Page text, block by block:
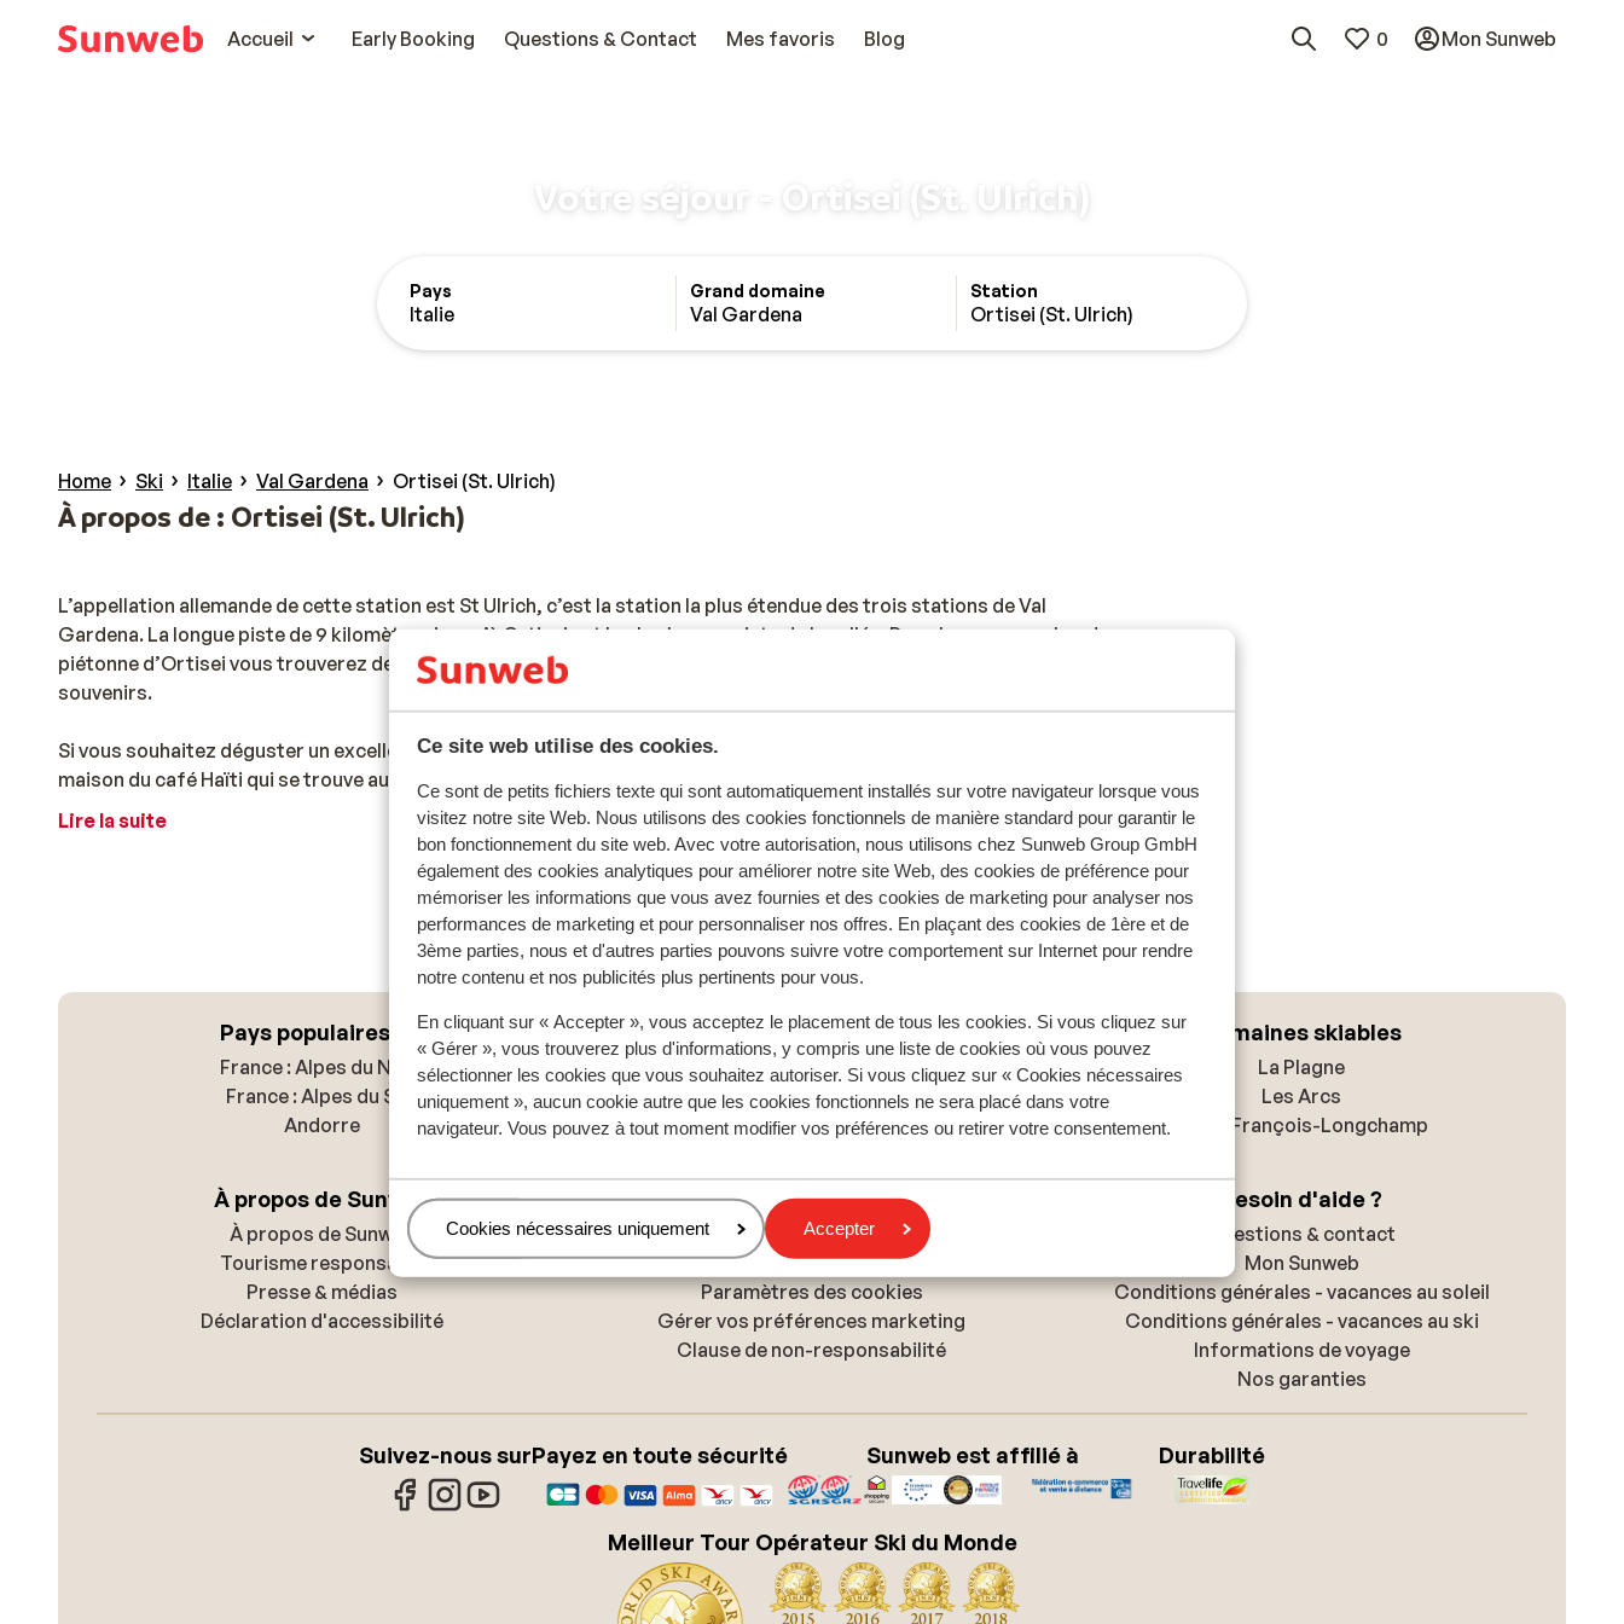
Ce site web utilise des cookies.
Ce sont de petits fichiers texte qui sont automatiquement installés sur votre navigateur lorsque vous
visitez notre site Web. Nous utilisons des cookies fonctionnels de manière standard pour garantir le
bon fonctionnement du site web. Avec votre autorisation, nous utilisons chez Sunweb Group GmbH
également des cookies analytiques pour améliorer notre site Web, des cookies de préférence pour
mémoriser les informations que vous avez fournies et des cookies de marketing pour analyser nos
performances de marketing et pour personnaliser nos offres. En plaçant des cookies de 1ère et de
3ème parties, nous et d'autres parties pouvons suivre votre comportement sur Internet pour rendre
notre contenu et nos publicités plus pertinents pour vous.
En cliquant sur « Accepter », vous acceptez le placement de tous les cookies. Si vous cliquez sur
« Gérer », vous trouverez plus d'informations, y compris une liste de cookies où vous pouvez
sélectionner les cookies que vous souhaitez autoriser. Si vous cliquez sur « Cookies nécessaires
uniquement », aucun cookie autre que les cookies fonctionnels ne sera placé dans votre
navigateur. Vous pouvez à tout moment modifier vos préférences ou retirer votre consentement.
Gérer
Cookies nécessaires uniquement Accepter
Accueil
Early Booking Questions & Contact Mes favoris Blog 0 Mon Sunweb
Votre séjour - Ortisei (St. Ulrich)
Pays
Italie
Grand domaine
Val Gardena
Station
Ortisei (St. Ulrich)
Home Ski Italie Val Gardena Ortisei (St. Ulrich)
À propos de : Ortisei (St. Ulrich)
L’appellation allemande de cette station est St Ulrich, c’est la station la plus étendue des trois stations de Val
Gardena. La longue piste de 9 kilomètres jusqu’à Ortisei est la plus longue piste de la vallée. Dans la zone marchande,
piétonne d’Ortisei vous trouverez des objets en bois que vous pouvez acheter dans les agréables petits magasins de
souvenirs.
Si vous souhaitez déguster un excellent cappuccino ou expresso typiquement italien, rendez-vous directement à la
maison du café Haïti qui se trouve au centre du village d’Ortisei. D’ici démarre une navette qui vous conduira aux
villages de Santa Cristina et Selva.Pour vos soirées, il y a la discothèque Mauritz où il est agréable de se retrouver
autant au bar que sur la piste de danse. Après le ski et l’après-ski, il y a encore de nombreuses possibilités de
divertissements : nager, faire de la luge, jouer au tennis, au bowling, se rendre à la patinoire ou encore au centre de fitness.
Lire la suite
Voir tous les séjours - Ortisei (St. Ulrich)
Voir tous les séjours - Ortisei (St. Ulrich)
Pays populaires ski
France : Alpes du Nord
France : Alpes du Sud
Andorre
Destinations ski
Paradiski
Les Sybelles
Les Trois Vallées
Domaines skiables
La Plagne
Les Arcs
Saint-François-Longchamp
À propos de Sunweb
À propos de Sunweb
Tourisme responsable
Presse & médias
Déclaration d'accessibilité
Politique de confidentialité & cookies
Politique de confidentialité
Politique relative aux cookies
Paramètres des cookies
Gérer vos préférences marketing
Clause de non-responsabilité
Besoin d'aide ?
Questions & contact
Mon Sunweb
Conditions générales - vacances au soleil
Conditions générales - vacances au ski
Informations de voyage
Nos garanties
Suivez-nous surPayez en toute sécurité Sunweb est affilié à Durabilité
Meilleur Tour Opérateur Ski du Monde